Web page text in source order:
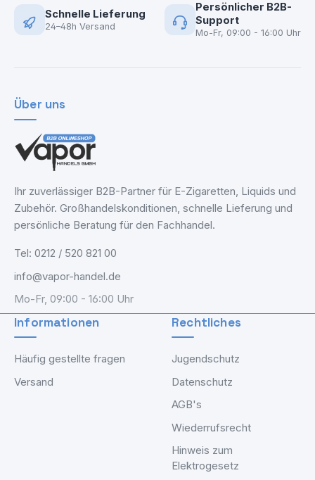
Schnelle Lieferung
24–48h Versand
Persönlicher B2B-
Support
Mo-Fr, 09:00 - 16:00 Uhr
Über uns
Ihr zuverlässiger B2B-Partner für E-Zigaretten, Liquids und
Zubehör. Großhandelskonditionen, schnelle Lieferung und
persönliche Beratung für den Fachhandel.
Tel: 0212 / 520 821 00
info@vapor-handel.de
Mo-Fr, 09:00 - 16:00 Uhr
Informationen
Häufig gestellte fragen
Versand
Rechtliches
Jugendschutz
Datenschutz
AGB's
Wiederrufsrecht
Hinweis zum
Elektrogesetz